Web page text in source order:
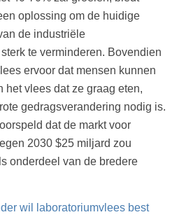
oplossing om de huidige
de industriële
te verminderen. Bovendien
ervoor dat mensen kunnen
het vlees dat ze graag eten,
gedragsverandering nodig is.
dat de markt voor
2030 $25 miljard zou
onderdeel van de bredere
wil laboratoriumvlees best